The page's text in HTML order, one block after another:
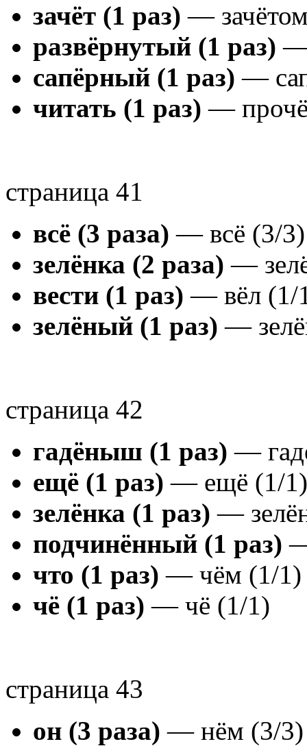
зачёт (1 раз) —
развёрнутый (1 раз) —
сапёрный (1 раз) —
читать (1 раз) —
страница 41
всё (3 раза) — всё (3/3)
зелёнка (2 раза) —
вести (1 раз) — вёл (1/
зелёный (1 раз) —
страница 42
гадёныш (1 раз) —
ещё (1 раз) — ещё (1/1)
зелёнка (1 раз) —
подчинённый (1 раз)
что (1 раз) — чём (1/1)
чё (1 раз) — чё (1/1)
страница 43
он (3 раза) — нём (3/3)